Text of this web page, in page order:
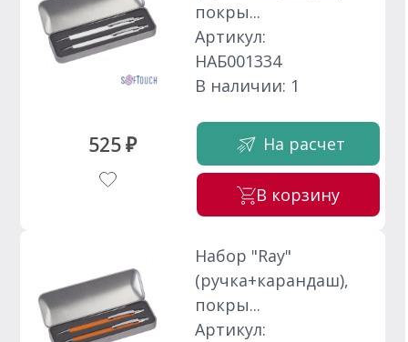
525 ₽
покры...
Артикул:
НАБ001334
В наличии: 1
На расчет
В корзину
Набор "Ray"
(ручка+карандаш),
покры...
Артикул: